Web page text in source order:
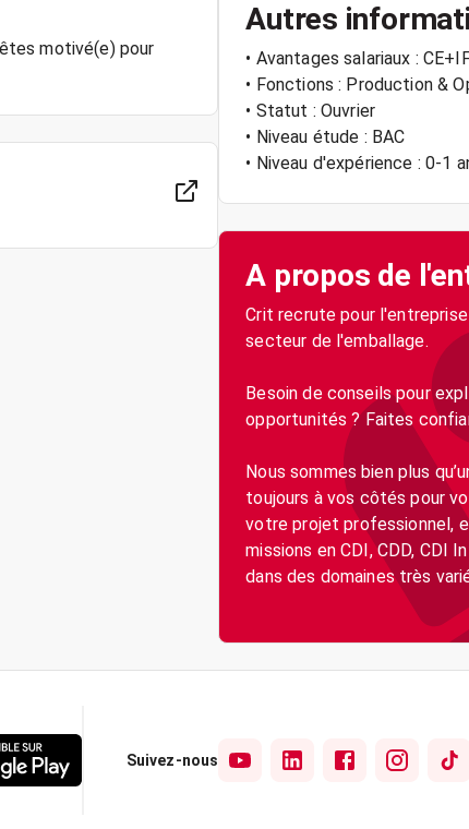
motivé(e) pour
Autres
• Avantages salariaux :
• Fonctions : Production &
• Statut : Ouvrier
• Niveau étude : BAC
• Niveau d'expérience : 0-1
A propos de
Crit recrute pour
secteur de l'emballage.
Besoin de conseils pour
opportunités ? Faites
Nous sommes bien plus
toujours à vos côtés pour
votre projet professionnel,
missions en CDI, CDD, CDI
dans des domaines très
Suivez-nous